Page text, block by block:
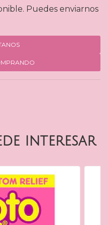
Puedes enviarnos
interesar